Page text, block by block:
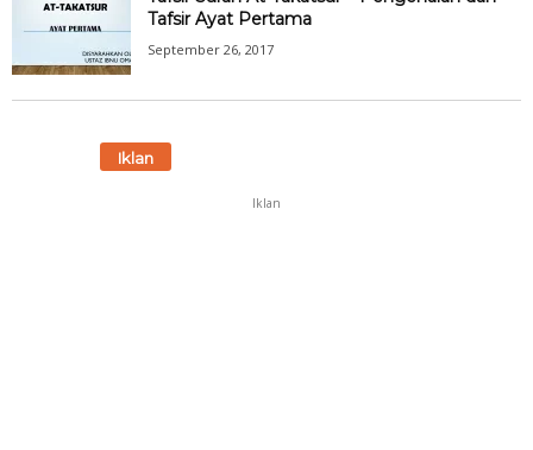
Tafsir Ayat Pertama
September 26, 2017
Iklan
Iklan